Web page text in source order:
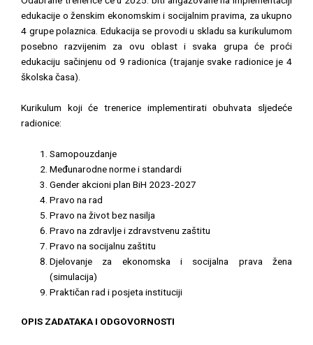
edukacije o ženskim ekonomskim i socijalnim pravima, za ukupno
4 grupe polaznica. Edukacija se provodi u skladu sa kurikulumom
posebno razvijenim za ovu oblast i svaka grupa će proći
edukaciju sačinjenu od 9 radionica (trajanje svake radionice je 4
školska časa).
Kurikulum koji će trenerice implementirati obuhvata sljedeće
radionice:
Samopouzdanje
Međunarodne norme i standardi
Gender akcioni plan BiH 2023-2027
Pravo na rad
Pravo na život bez nasilja
Pravo na zdravlje i zdravstvenu zaštitu
Pravo na socijalnu zaštitu
Djelovanje za ekonomska i socijalna prava žena
(simulacija)
Praktičan rad i posjeta instituciji
OPIS ZADATAKA I ODGOVORNOSTI